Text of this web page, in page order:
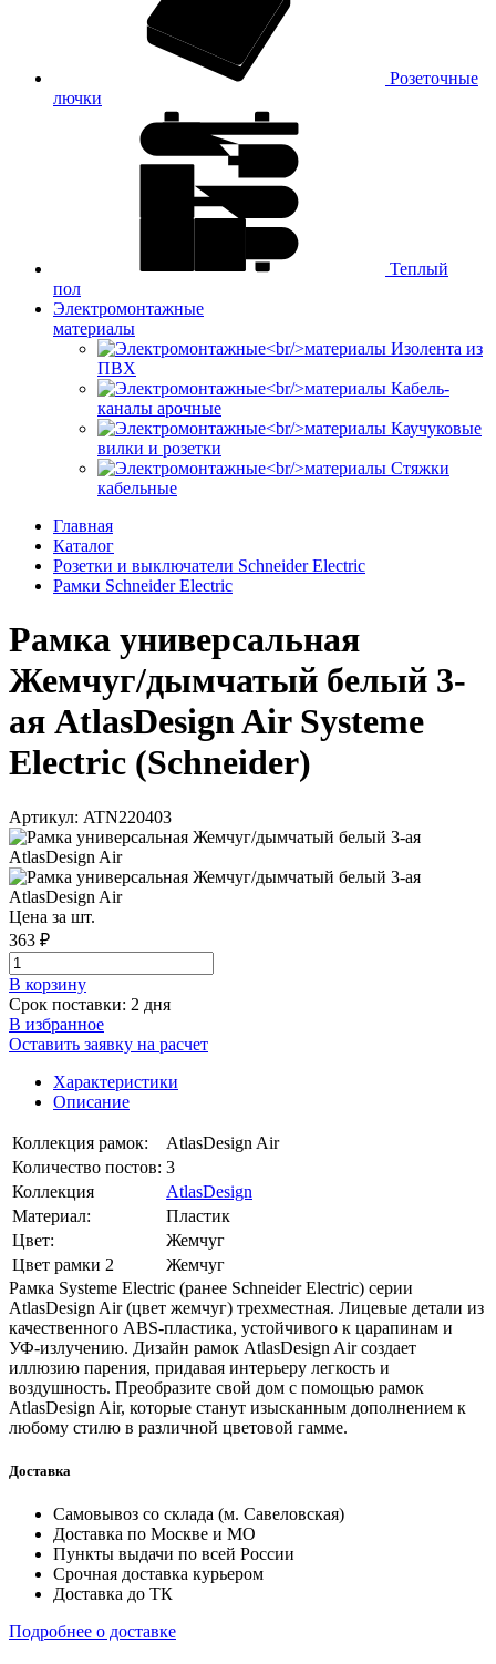
Розеточные
лючки
Теплый
пол
Электромонтажные
материалы
Изолента из
ПВХ
Кабель-
каналы арочные
Каучуковые
вилки и розетки
Стяжки
кабельные
Главная
Каталог
Розетки и выключатели Schneider Electric
Рамки Schneider Electric
Рамка универсальная
Жемчуг/дымчатый белый 3-
ая AtlasDesign Air Systeme
Electric (Schneider)
Артикул: ATN220403
Цена за шт.
363 ₽
В корзинy
Срок поставки: 2 дня
В избранное
Оставить заявку на расчет
Характеристики
Описание
Коллекция рамок:
AtlasDesign Air
Количество постов: 3
Коллекция
AtlasDesign
Материал:
Пластик
Цвет:
Жемчуг
Цвет рамки 2
Жемчуг
Рамка Systeme Electric (ранее Schneider Electric) серии
AtlasDesign Air (цвет жемчуг) трехместная. Лицевые детали из
качественного ABS-пластика, устойчивого к царапинам и
УФ-излучению. Дизайн рамок AtlasDesign Air создает
иллюзию парения, придавая интерьеру легкость и
воздушность. Преобразите свой дом с помощью рамок
AtlasDesign Air, которые станут изысканным дополнением к
любому стилю в различной цветовой гамме.
Доставка
Самовывоз со склада (м. Савеловская)
Доставка по Москве и МО
Пункты выдачи по всей России
Срочная доставка курьером
Доставка до ТК
Подробнее о доставке